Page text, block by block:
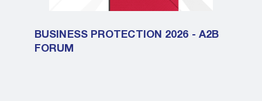
BUSINESS PROTECTION 2026 - A2B
FORUM